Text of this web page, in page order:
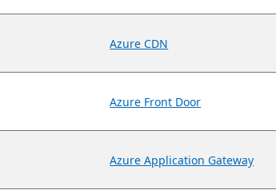
Azure CDN
Azure Front Door
Azure Application Gateway